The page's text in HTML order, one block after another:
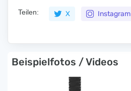
Teilen: X Instagram
Beispielfotos / Videos